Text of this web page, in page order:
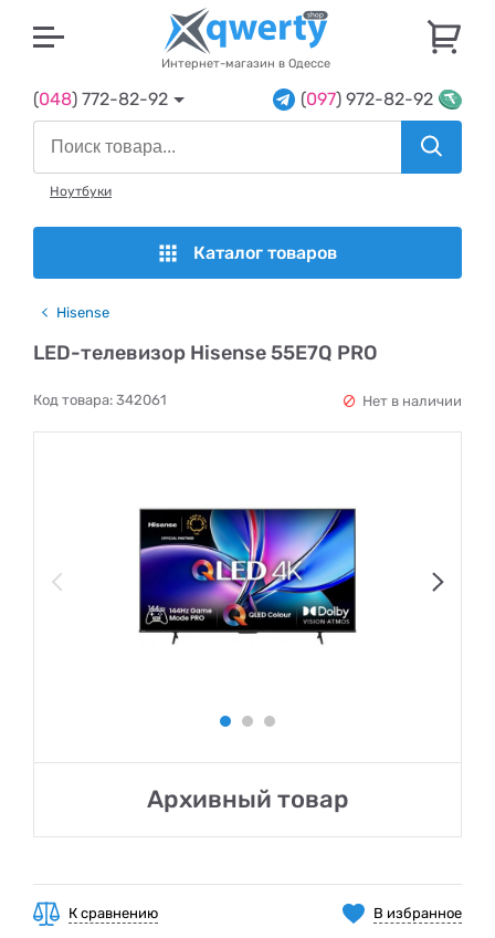
Интернет-магазин в Одессе
(048) 772-82-92 (097) 972-82-92
Ноутбуки
Каталог товаров
Hisense
LED-телевизор Hisense 55E7Q PRO
Код товара: 342061 Нет в наличии
Архивный товар
В избранное
К сравнению